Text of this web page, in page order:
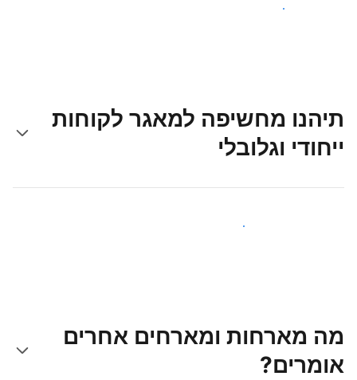
צאו לדרך עוד היום
תיהנו מחשיפה למאגר לקוחות
ייחודי וגלובלי
קבלו חשיפה בפני אורחים חדשים
מה מארחות ומארחים אחרים
אומרים?